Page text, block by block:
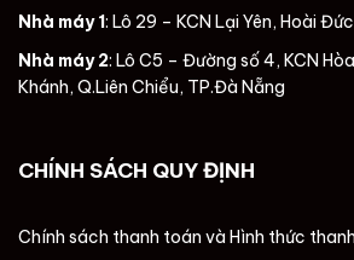
Nhà máy 1: Lô 29 – KCN Lại Yên, Hoài
Nhà máy 2: Lô C5 – Đường số 4, KCN
Khánh, Q.Liên Chiểu, TP.Đà Nẵng
CHÍNH SÁCH QUY ĐỊNH
Chính sách thanh toán và Hình thức